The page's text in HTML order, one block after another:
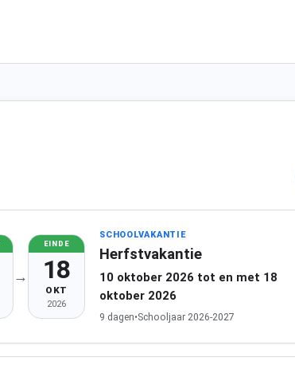
→
EINDE
18
OKT
2026
SCHOOLVAKANTIE
Herfstvakantie
10 oktober 2026 tot en met 18
oktober 2026
9 dagen•Schooljaar 2026-2027